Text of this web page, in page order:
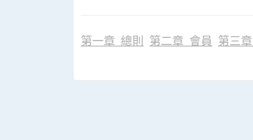
第一章 總則 第二章 會員 第三